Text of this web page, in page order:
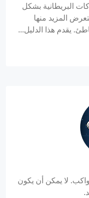
البريطانية بشكل
المزيد منها
يقدم هذا الدليل...
لا يمكن أن يكون